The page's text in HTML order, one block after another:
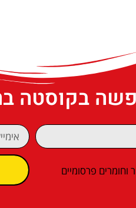
בקוסטה
פרסומיים